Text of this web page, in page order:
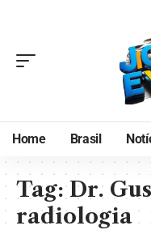
Home Brasil
Tag:Dr.
radiologia